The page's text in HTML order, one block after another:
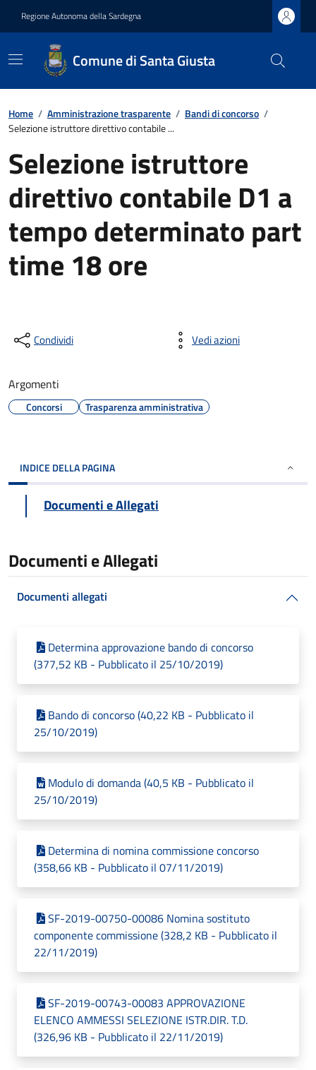
Regione Autonoma della Sardegna
Comune di Santa Giusta
Home / Amministrazione trasparente / Bandi di concorso /
Selezione istruttore direttivo contabile ...
Selezione istruttore
direttivo contabile D1 a
tempo determinato part
time 18 ore
Condividi Vedi azioni
Argomenti
Concorsi Trasparenza amministrativa
INDICE DELLA PAGINA
Documenti e Allegati
Documenti e Allegati
Documenti allegati
Determina approvazione bando di concorso
(377,52 KB - Pubblicato il 25/10/2019)
Bando di concorso (40,22 KB - Pubblicato il
25/10/2019)
Modulo di domanda (40,5 KB - Pubblicato il
25/10/2019)
Determina di nomina commissione concorso
(358,66 KB - Pubblicato il 07/11/2019)
SF-2019-00750-00086 Nomina sostituto
componente commissione (328,2 KB - Pubblicato il
22/11/2019)
SF-2019-00743-00083 APPROVAZIONE
ELENCO AMMESSI SELEZIONE ISTR.DIR. T.D.
(326,96 KB - Pubblicato il 22/11/2019)